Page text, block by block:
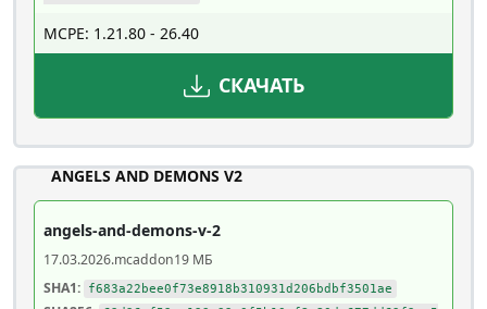
MCPE: 1.21.80 - 26.40
СКАЧАТЬ
ANGELS AND DEMONS V2
angels-and-demons-v-2
17.03.2026.mcaddon19 МБ
SHA1:
f683a22bee0f73e8918b310931d206bdbf3501ae